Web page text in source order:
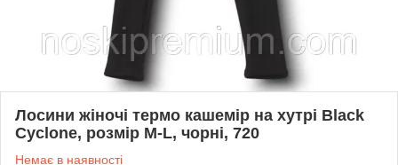
Лосини жіночі термо кашемір на хутрі Black
Cyclone, розмір M-L, чорні, 720
Немає в наявності